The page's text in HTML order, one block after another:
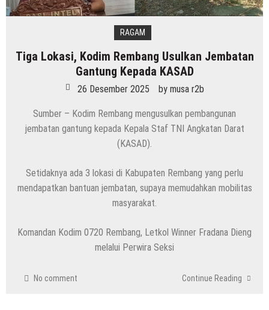
RAGAM
Tiga Lokasi, Kodim Rembang Usulkan Jembatan
Gantung Kepada KASAD
26 Desember 2025 by musa r2b
Sumber – Kodim Rembang mengusulkan pembangunan
jembatan gantung kepada Kepala Staf TNI Angkatan Darat
(KASAD).
Setidaknya ada 3 lokasi di Kabupaten Rembang yang perlu
mendapatkan bantuan jembatan, supaya memudahkan mobilitas
masyarakat.
Komandan Kodim 0720 Rembang, Letkol Winner Fradana Dieng
melalui Perwira Seksi
No comment Continue Reading